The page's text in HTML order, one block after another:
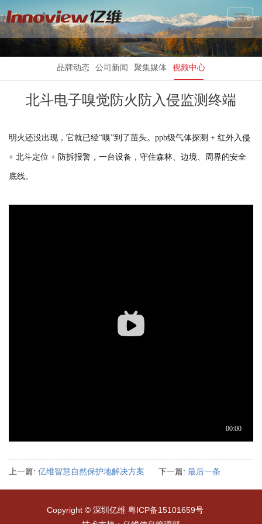
品牌动态 公司新闻 聚集媒体 视频中心
北斗电子嗅觉防火防入侵监测终端
明火还没出现，它就已经“嗅”到了苗头。ppb级气体探测 + 红外入侵
+ 北斗定位 + 防拆报警，一台设备，守住森林、边境、周界的安全
底线。
上一篇: 亿维智慧自然保护地解决方案 下一篇: 最后一条
Copyright © 深圳亿维 粤ICP备15101659号